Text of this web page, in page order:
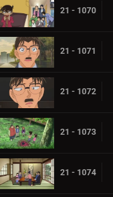
21 - 1070
21 - 1071
21 - 1072
21 - 1073
21 - 1074